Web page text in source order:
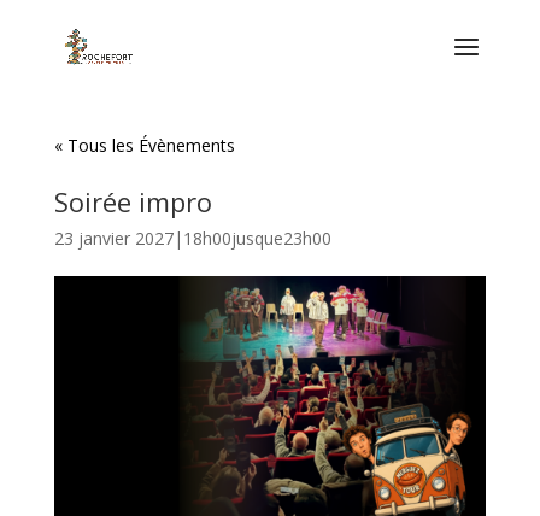
« Tous les Évènements
Soirée impro
23 janvier 2027|18h00jusque23h00